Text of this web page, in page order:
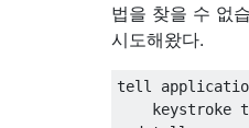
법을 찾을 수 없
시도해왔다.
tell
keystroke